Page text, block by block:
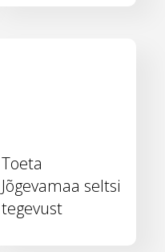
Toeta
Jõgevamaa seltsi
tegevust